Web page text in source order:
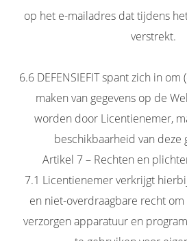
op het e-mailadres dat tijdens
verstrekt.
6.6 DEFENSIEFIT spant zich in
maken van gegevens op de
worden door Licentienemer,
beschikbaarheid van deze
Artikel 7 – Rechten en
7.1 Licentienemer verkrijgt
en niet-overdraagbare recht
verzorgen apparatuur en